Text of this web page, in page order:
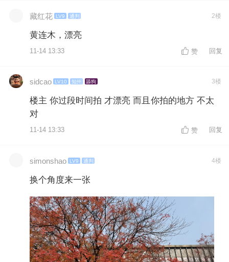
藏红花 LV9 通判 2楼
黄连木，漂亮
11-14 13:33 赞 回复
sidcao LV10 知州 舔狗 3楼
楼主 你过段时间拍 才漂亮 而且你拍的地方 不太
对
11-14 13:33 赞 回复
simonshao LV9 通判 4楼
换个角度来一张